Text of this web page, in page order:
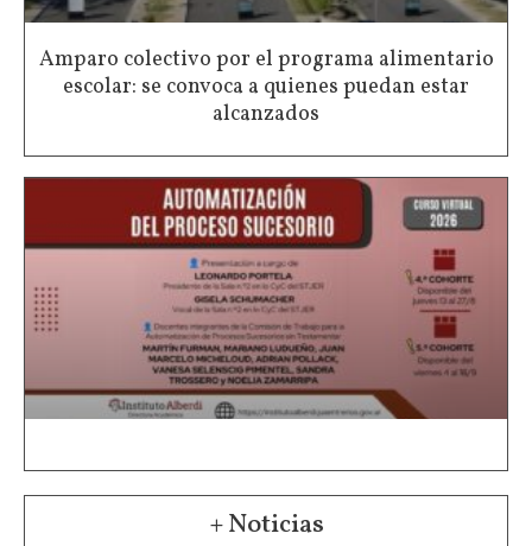
Amparo colectivo por el programa alimentario
escolar: se convoca a quienes puedan estar
alcanzados
+ Noticias